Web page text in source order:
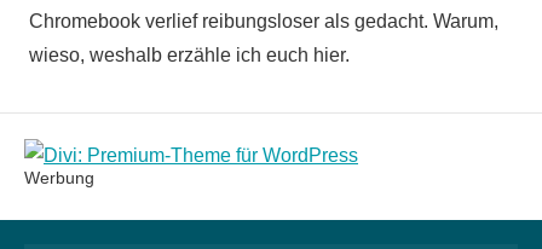
Chromebook verlief reibungsloser als gedacht. Warum,
wieso, weshalb erzähle ich euch hier.
Werbung